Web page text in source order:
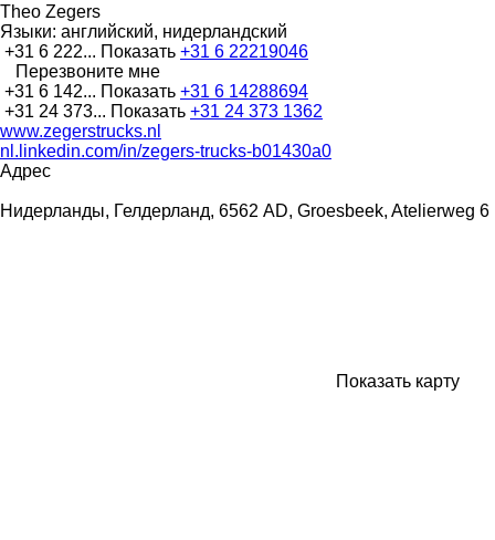
Theo Zegers
Языки: английский, нидерландский
+31 6 222... Показать +31 6 22219046
Перезвоните мне
+31 6 142... Показать +31 6 14288694
+31 24 373... Показать +31 24 373 1362
www.zegerstrucks.nl
nl.linkedin.com/in/zegers-trucks-b01430a0
Адрес
Нидерланды, Гелдерланд, 6562 AD, Groesbeek, Atelierweg 6
Показать карту